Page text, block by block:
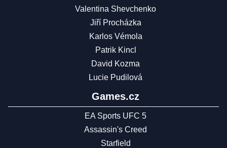
Valentina Shevchenko
Jiří Procházka
Karlos Vémola
Patrik Kincl
David Kozma
Lucie Pudilová
Games.cz
EA Sports UFC 5
Assassin's Creed
Starfield